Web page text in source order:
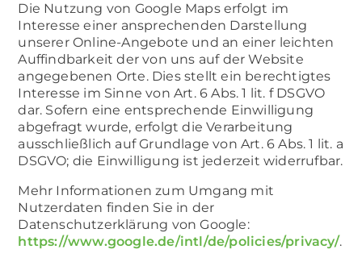
Die Nutzung von Google Maps erfolgt im
Interesse einer ansprechenden Darstellung
unserer Online-Angebote und an einer leichten
Auffindbarkeit der von uns auf der Website
angegebenen Orte. Dies stellt ein berechtigtes
Interesse im Sinne von Art. 6 Abs. 1 lit. f DSGVO
dar. Sofern eine entsprechende Einwilligung
abgefragt wurde, erfolgt die Verarbeitung
ausschließlich auf Grundlage von Art. 6 Abs. 1 lit. a
DSGVO; die Einwilligung ist jederzeit widerrufbar.
Mehr Informationen zum Umgang mit
Nutzerdaten finden Sie in der
Datenschutzerklärung von Google:
https://www.google.de/intl/de/policies/privacy/.